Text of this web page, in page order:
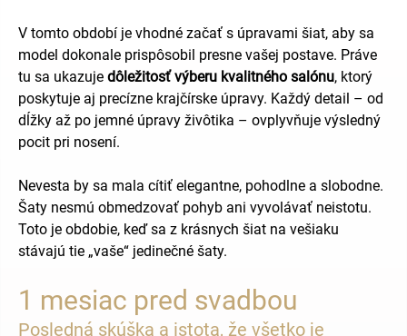
V tomto období je vhodné začať s úpravami šiat, aby sa
model dokonale prispôsobil presne vašej postave. Práve
tu sa ukazuje dôležitosť výberu kvalitného salónu, ktorý
poskytuje aj precízne krajčírske úpravy. Každý detail – od
dĺžky až po jemné úpravy živôtika – ovplyvňuje výsledný
pocit pri nosení.
Nevesta by sa mala cítiť elegantne, pohodlne a slobodne.
Šaty nesmú obmedzovať pohyb ani vyvolávať neistotu.
Toto je obdobie, keď sa z krásnych šiat na vešiaku
stávajú tie „vaše“ jedinečné šaty.
1 mesiac pred svadbou
Posledná skúška a istota, že všetko je